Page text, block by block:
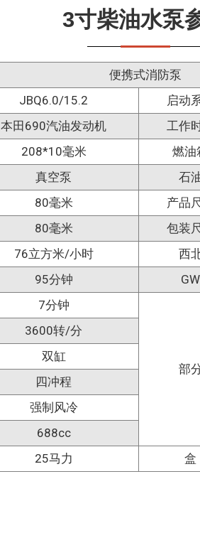
3寸柴油水泵
便携式消防泵
JBQ6.0/15.2
启动
本田690汽油发动机
工作
208*10毫米
燃油
真空泵
石
80毫米
产品
80毫米
包装
76立方米/小时
西
95分钟
GW
7分钟
部
3600转/分
双缸
四冲程
强制风冷
688cc
25马力 盒